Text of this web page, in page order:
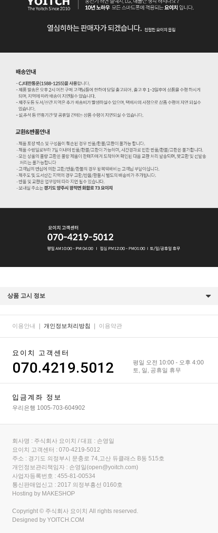
상품 고시 정보
이용안내 개인정보처리방침 이용약관
요이치 고객센터
070.4219.5012
평일 오전 10:00 - 오후 4:00
토, 일, 공휴일 휴무
입금계좌 정보
우리은행 1005-703-604902
회사명 : 주식회사 요이치 / 대표 : 손영일
요이치 고객센터 : 070-4219-5012
주소 : 경기도 의정부시 문충로 74,고산 듀클래스 B동 515호
개인정보관리책임자 : 손영일(open@yoitch.com)
사업자등록번호 : 455-81-00534
통신판매업신고 : 2017 의정부흥선 0160호
Hosting by MAKESHOP
Copyright © 주식회사 요이치 All rights reserved.
Designed by YOITCH.COM